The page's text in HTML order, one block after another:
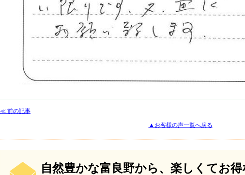
≪ 前の記事
▲お客様の声一覧へ戻る
自然豊かな富良野から、楽しくてお得